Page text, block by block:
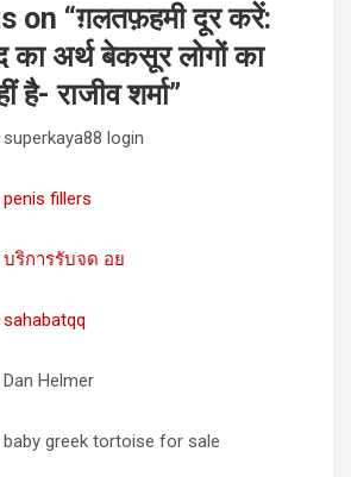
on “ग़लतफ़हमी दूर करें:
का अर्थ बेकसूर लोगों का
है- राजीव शर्मा”
login
penis fillers
บริการรับจด อย
sahabatqq
Helmer
baby greek tortoise for sale